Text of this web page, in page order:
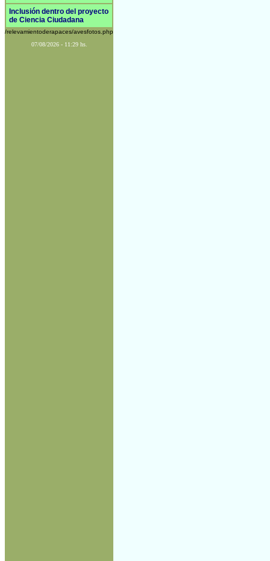
Inclusión dentro del proyecto
de Ciencia Ciudadana
/relevamientoderapaces/avesfotos.php
07/08/2026 - 11:29 hs.